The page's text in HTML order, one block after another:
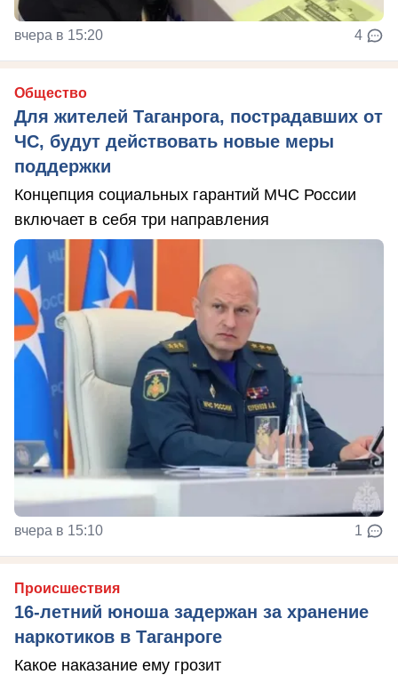
вчера в 15:20 4
Общество
Для жителей Таганрога, пострадавших от
ЧС, будут действовать новые меры
поддержки
Концепция социальных гарантий МЧС России
включает в себя три направления
вчера в 15:10 1
Происшествия
16-летний юноша задержан за хранение
наркотиков в Таганроге
Какое наказание ему грозит